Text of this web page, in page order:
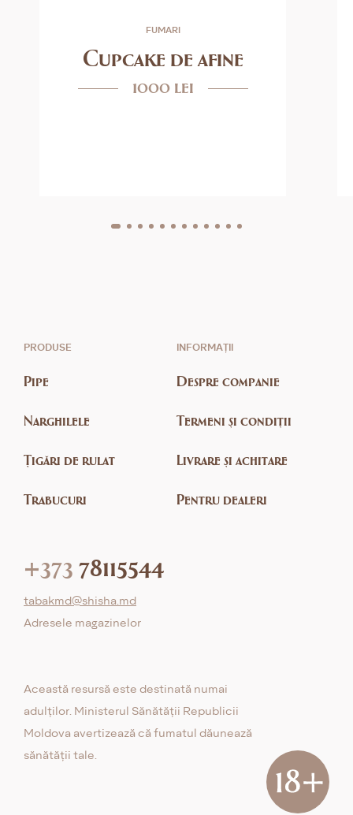
FUMARI
Cupcake de afine
1000 lei
PRODUSE
Pipe
Narghilele
Țigări de rulat
Trabucuri
INFORMAȚII
Despre companie
Termeni și condiții
Livrare și achitare
Pentru dealeri
+373 78115544
tabakmd@shisha.md
Adresele magazinelor
Această resursă este destinată numai
adulților. Ministerul Sănătății Republicii
Moldova avertizează că fumatul dăunează
sănătății tale.